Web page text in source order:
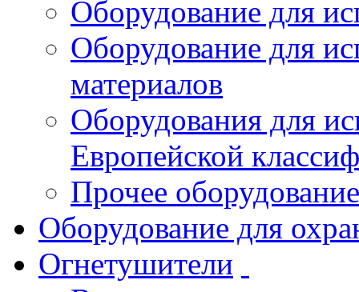
Оборудование для
Оборудование для
материалов
Оборудования для
Европейской
Прочее оборудование
Оборудование для
Огнетушители